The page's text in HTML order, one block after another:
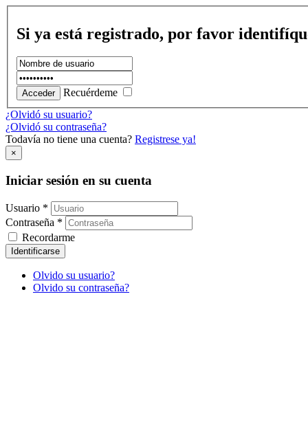
Si ya está registrado, por favor
Recuérdeme
¿Olvidó su usuario?
¿Olvidó su contraseña?
Todavía no tiene una cuenta? Registrese ya!
×
Iniciar sesión en su cuenta
Usuario *
Contraseña *
Recordarme
Identificarse
Olvido su usuario?
Olvido su contraseña?